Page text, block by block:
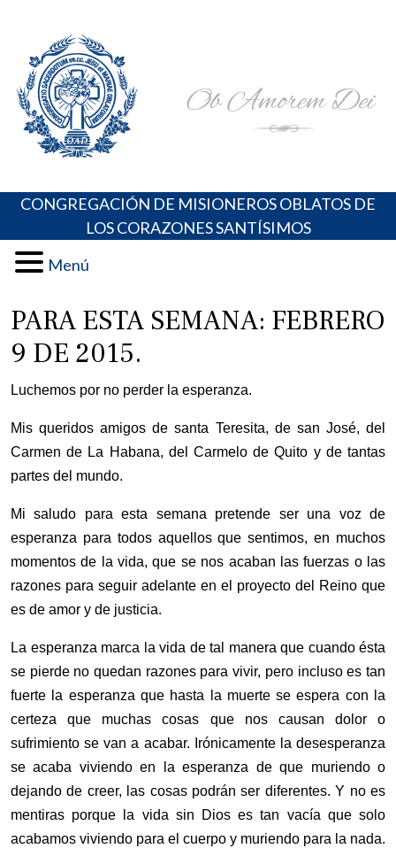
content
Portal de los Padres Oblatos. Advocaciones Marianas,
Oraciones, Música religiosa y más
CONGREGACIÓN DE MISIONEROS OBLATOS DE
LOS CORAZONES SANTÍSIMOS
Menú
PARA ESTA SEMANA: FEBRERO
9 DE 2015.
Luchemos por no perder la esperanza.
Mis queridos amigos de santa Teresita, de san José, del
Carmen de La Habana, del Carmelo de Quito y de tantas
partes del mundo.
Mi saludo para esta semana pretende ser una voz de
esperanza para todos aquellos que sentimos, en muchos
momentos de la vida, que se nos acaban las fuerzas o las
razones para seguir adelante en el proyecto del Reino que
es de amor y de justicia.
La esperanza marca la vida de tal manera que cuando ésta
se pierde no quedan razones para vivir, pero incluso es tan
fuerte la esperanza que hasta la muerte se espera con la
certeza que muchas cosas que nos causan dolor o
sufrimiento se van a acabar. Irónicamente la desesperanza
se acaba viviendo en la esperanza de que muriendo o
dejando de creer, las cosas podrán ser diferentes. Y no es
mentiras porque la vida sin Dios es tan vacía que solo
acabamos viviendo para el cuerpo y muriendo para la nada.